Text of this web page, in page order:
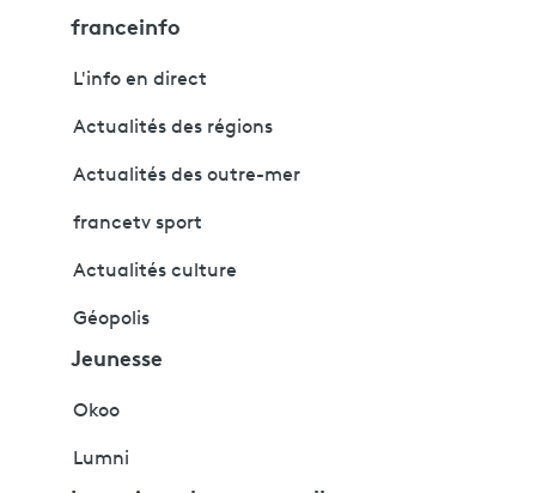
franceinfo
L'info en direct
Actualités des régions
Actualités des outre-mer
francetv sport
Actualités culture
Géopolis
Jeunesse
Okoo
Lumni